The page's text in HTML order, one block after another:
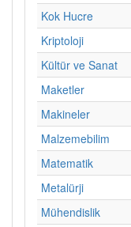
Kok Hucre
Kriptoloji
Kültür ve Sanat
Maketler
Makineler
Malzemebilim
Matematik
Metalürji
Mühendislik